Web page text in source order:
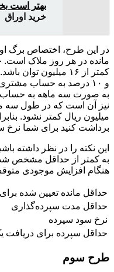
بهتر است
خرید اوراق
در این طرح، اختصاص برگ
مانده در هر روز ملاک
به صورت سه ماهه به
میلیون ریال کمتر نشود.
برداشت کنید برای شما نرخ سود ۱۰ درصد محاسبه
این نکته را در نظر داشته
به کمتر از حداقل مشخص
هنگام افزایش موجودی
حداقل مانده تعیین شده
حداقل مدت سپرده‌گذاری
نرخ سود سپرده
حداقل سپرده برای دریافت
طرح سوم